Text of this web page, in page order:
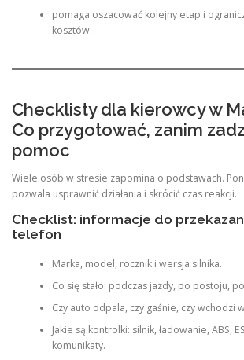
pomaga oszacować kolejny etap i
kosztów.
Checklisty dla kierowcy w
Co przygotować, zanim
pomoc
Wiele osób w stresie zapomina o podstawach.
pozwala usprawnić działania i skrócić czas reakcji.
Checklist: informacje do
telefon
Marka, model, rocznik i wersja silnika.
Co się stało: podczas jazdy, po postoju,
Czy auto odpala, czy gaśnie, czy wchodzi
Jakie są kontrolki: silnik, ładowanie, ABS,
komunikaty.